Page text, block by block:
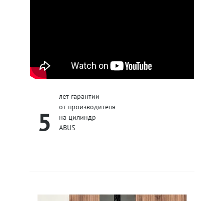
5
лет гарантии
от производителя
на цилиндр
ABUS